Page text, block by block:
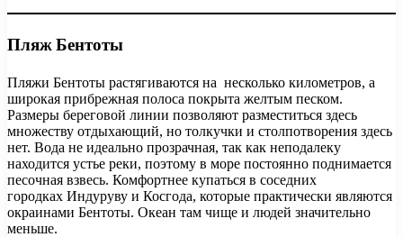
Пляж Бентоты
Пляжи Бентоты растягиваются на несколько километров, а
широкая прибрежная полоса покрыта желтым песком.
Размеры береговой линии позволяют разместиться здесь
множеству отдыхающий, но толкучки и столпотворения здесь
нет. Вода не идеально прозрачная, так как неподалеку
находится устье реки, поэтому в море постоянно поднимается
песочная взвесь. Комфортнее купаться в соседних
городках Индуруву и Косгода, которые практически являются
окраинами Бентоты. Океан там чище и людей значительно
меньше.